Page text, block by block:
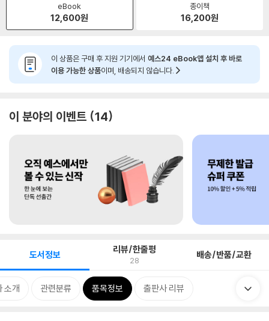
eBook
12,600원
종이책
16,200원
이 상품은 구매 후 지원 기기에서 예스24 eBook앱 설치 후 바로
이용 가능한 상품이며, 배송되지 않습니다.
이 분야의 이벤트 14
도서정보 리뷰/한줄평
28 배송/반품/교환
소개 관련분류 품목정보 출판사 리뷰